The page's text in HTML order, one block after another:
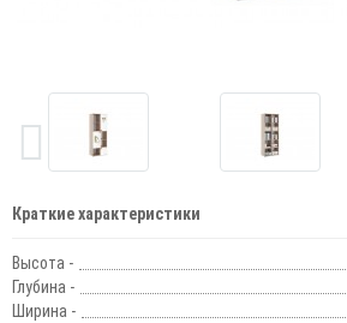
Краткие характеристики
Высота -
Глубина -
Ширина -